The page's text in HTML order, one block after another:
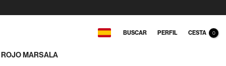
BUSCAR PERFIL CESTA 0
ROJO MARSALA